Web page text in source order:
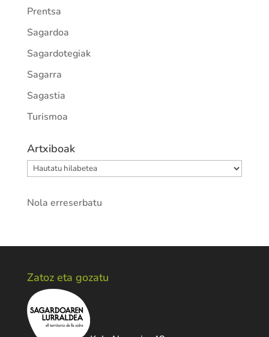
Prentsa
Sagardoa
Sagardotegiak
Sagarra
Sagastia
Turismoa
Artxiboak
Artxiboak
Nola erreserbatu
Zatoz eta gozatu